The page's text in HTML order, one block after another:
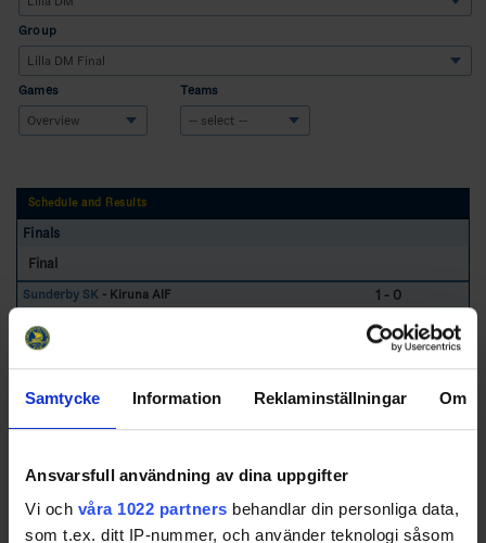
Samtycke Information Reklaminställningar Om
Ansvarsfull användning av dina uppgifter
Vi och våra 1022 partners behandlar din personliga data,
som t.ex. ditt IP-nummer, och använder teknologi såsom
Group
Games Teams
Schedule and Results
Finals
Final
Sunderby SK - Kiruna AIF
1 - 0
Sunderby SK - Kiruna AIF
4 - 3
Swehockey – Svenska Ishockeyförbundets officiella app
Swehockey ger dig tillgång till nyheter, livebevakning